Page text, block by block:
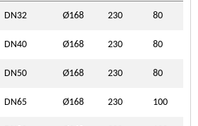
DN32 Ø168 230 80
DN40 Ø168 230 80
DN50 Ø168 230 80
DN65 Ø168 230 100